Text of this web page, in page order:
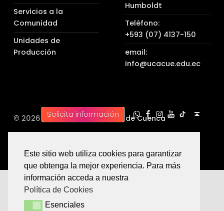
Servicios a la
Comunidad
Unidades de
Producción
Humboldt
Teléfono:
+593 (07) 4137-150
email:
info@ucacue.edu.ec
© 2026 | Universidad Católica de Cuenca
Solicita información
UC WhatsApp
UC en Facebook
UC en Instagram
UC en Youtube
UC Tiktok
Este sitio web utiliza cookies para garantizar
que obtenga la mejor experiencia. Para más
información acceda a nuestra
Política de Cookies
EsencialesEsenciales